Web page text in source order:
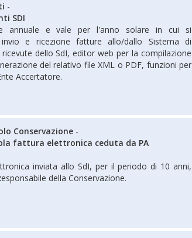
-
SDI
annuale e vale per l'anno solare in cui si
e ricezione fatture allo/dallo Sistema di
dello SdI, editor web per la compilazione
del relativo file XML o PDF, funzioni per
Accertatore.
Conservazione -
fattura elettronica ceduta da PA
inviata allo SdI, per il periodo di 10 anni,
della Conservazione.